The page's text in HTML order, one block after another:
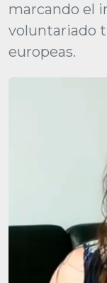
marcando el
voluntariado
europeas.